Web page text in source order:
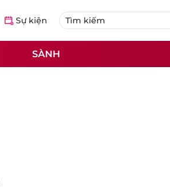
Sự kiện
SÀNH